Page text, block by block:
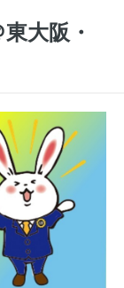
大阪・